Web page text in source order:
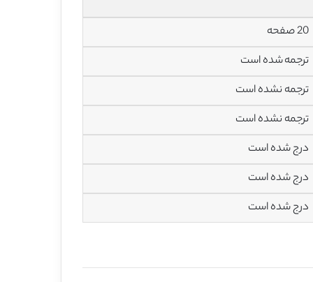
20 صفحه
ترجمه شده است
ترجمه نشده است
ترجمه نشده است
درج شده است
درج شده است
درج شده است